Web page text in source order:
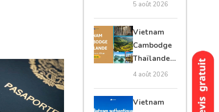
Vientiane
privé
5 août 2026
Vietnam
Cambodge
Thaïlande
35 jours :
trésors
4 août 2026
Vietnam